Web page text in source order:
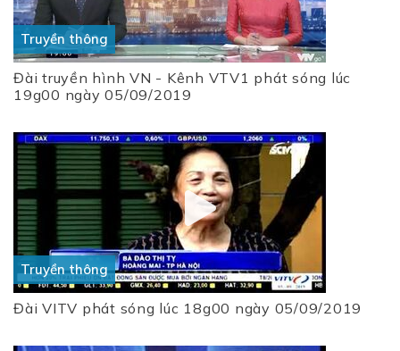
Truyền thông
Đài truyền hình VN - Kênh VTV1 phát sóng lúc
19g00 ngày 05/09/2019
Truyền thông
Đài VITV phát sóng lúc 18g00 ngày 05/09/2019